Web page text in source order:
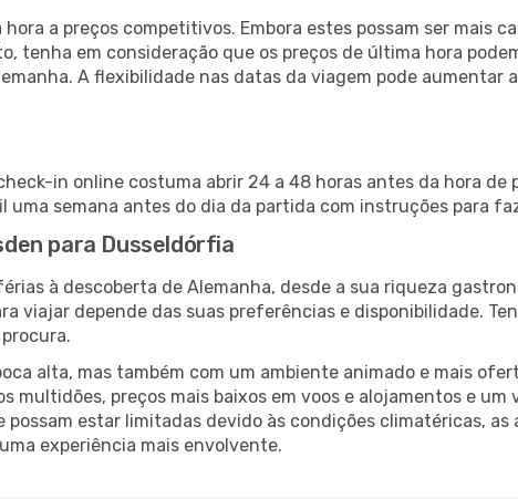
a preços competitivos. Embora estes possam ser mais
tenha em consideração que os preços de última hora
A flexibilidade nas datas da viagem pode aumentar
in online costuma abrir 24 a 48 horas antes da hora de
uma semana antes do dia da partida com instruções para
para Dusseldórfia
à descoberta de Alemanha, desde a sua riqueza
viajar depende das suas preferências e disponibilidade.
alta, mas também com um ambiente animado e mais
multidões, preços mais baixos em voos e alojamentos e
possam estar limitadas devido às condições climatéricas,
experiência mais envolvente.